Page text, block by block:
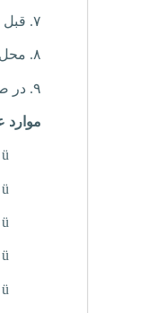
۷. قبل
۸. محل
۹. در
موارد
ü
ü
ü
ü
ü